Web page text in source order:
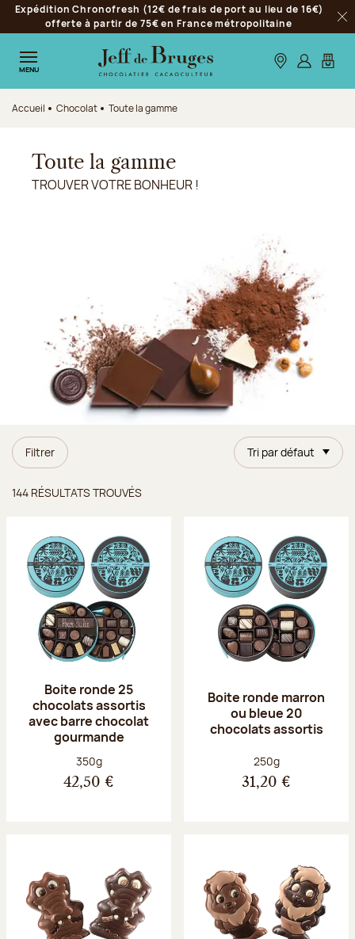
Aller à la navigation
Aller au contenu principal
Aller au pied de page
Expédition Chronofresh (12€ de frais de port au lieu de 16€)
offerte à partir de 75€ en France métropolitaine
MENU Nos boutiques
S’identifier
Mon
Accueil Chocolat Toute la gamme
Toute la gamme
TROUVER VOTRE BONHEUR !
Filtrer Tri par défaut
144 RÉSULTATS TROUVÉS
Boite ronde 25
chocolats assortis
avec barre chocolat
gourmande
Poids net :
350g
42,50 €
Boite ronde marron
ou bleue 20
chocolats assortis
Poids net :
250g
31,20 €